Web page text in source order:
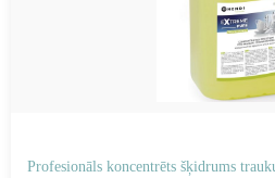
Profesionāls koncentrēts šķidrums